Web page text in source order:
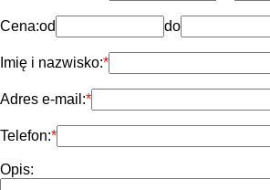
Cena:od do
Imię i nazwisko:
Adres e-mail:
Telefon:
Opis: